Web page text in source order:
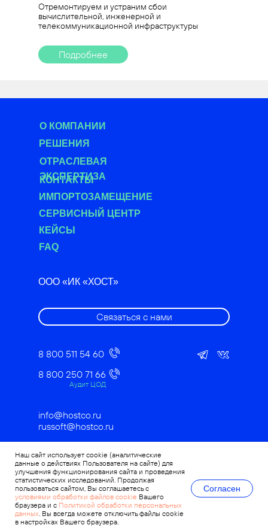
Отремонтируем и устраним сбои
вычислительной, инженерной и
телекоммуникационной инфраструктуры
Подробнее
Связаться с нами
info@hostco.ru
ООО «ИК «ХОСТ»
russoft@hostco.ru
О КОМПАНИИ
РЕШЕНИЯ
ОТРАСЛЕВАЯ
ЭКСПЕРТИЗА
КОНТАКТЫ
ИМПОРТОЗАМЕЩЕНИЕ
СЕРВИСНЫЙ ЦЕНТР
КЕЙСЫ
FAQ
Политика в области качества
Политика работы с персональными
данными
Согласие посетителя сайта на обработку
персональных данных
Аудит ЦОД
8 800 511 54 60
8 800 250 71 66
Наш сайт использует cookie (аналитические
данные о действиях Пользователя на сайте) для
улучшения функционирования сайта и проведения
статистических исследований. Продолжая
пользоваться сайтом, Вы соглашаетесь с
условиями обработки файлов cookie Вашего
браузера и с Политикой обработки персональных
данных. Вы всегда можете отключить файлы cookie
в настройках Вашего браузера.
Согласен